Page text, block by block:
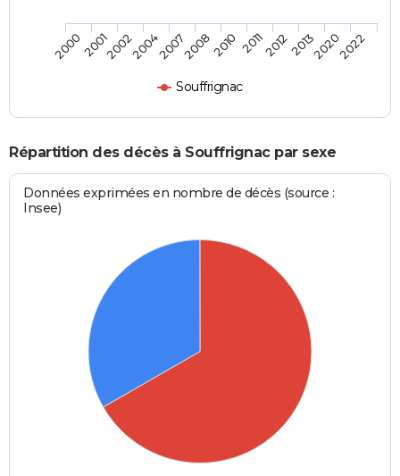
Souffrignac
2000200120022004200720082010 20112012201320202022
Répartition des décès à Souffrignac par sexe
Données exprimées en nombre de décès (source :
Insee)